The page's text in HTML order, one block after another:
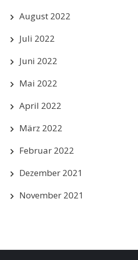
August 2022
Juli 2022
Juni 2022
Mai 2022
April 2022
März 2022
Februar 2022
Dezember 2021
November 2021